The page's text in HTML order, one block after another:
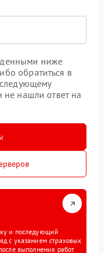
ниже
обратиться в
не нашли ответ на
и последующий
с указанием страховых
выполнения работ